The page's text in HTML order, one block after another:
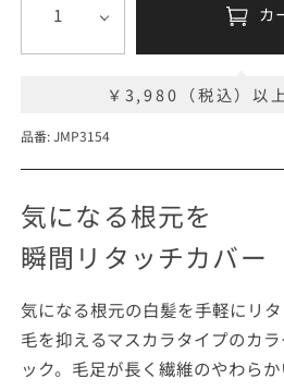
カ
￥3,980（税込）以
品番: JMP3154
気になる根元を
瞬間リタッチカバー
気になる根元の白髪を手軽にリ
毛を抑えるマスカラタイプのカ
ック。毛足が長く繊維のやわら